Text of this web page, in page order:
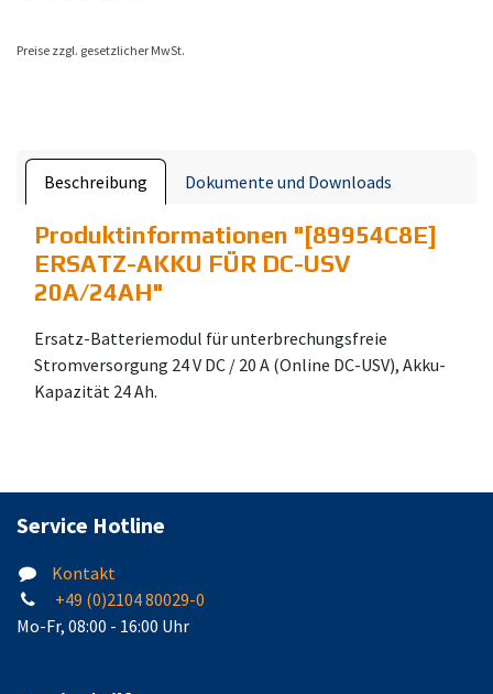
Preise zzgl. gesetzlicher MwSt.
Beschreibung Dokumente und Downloads
Produktinformationen "[89954C8E]
ERSATZ-AKKU FÜR DC-USV
20A/24AH"
Ersatz-Batteriemodul für unterbrechungsfreie
Stromversorgung 24 V DC / 20 A (Online DC-USV), Akku-
Kapazität 24 Ah.
Service Hotline
Kontakt
+49 (0)2104 80029-0
Mo-Fr, 08:00 - 16:00 Uhr